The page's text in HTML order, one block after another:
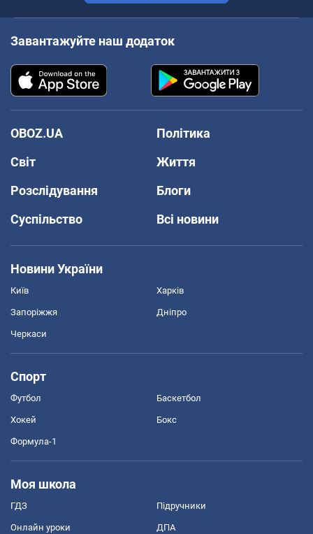
Завантажуйте наш додаток
OBOZ.UA
Політика
Світ
Життя
Розслідування
Блоги
Суспільство
Всі новини
Новини України
Київ Харків
Запоріжжя Дніпро
Черкаси
Спорт
Футбол Баскетбол
Хокей Бокс
Формула-1
Моя школа
ГДЗ Підручники
Онлайн уроки ДПА